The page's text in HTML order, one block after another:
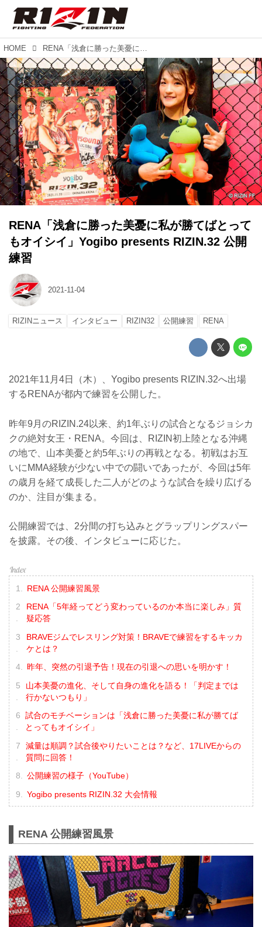
HOME RENA「浅倉に勝った美憂に私が勝てばとってもオイシイ」Yogibo presents RIZIN.32 公開練習
RENA「浅倉に勝った美憂に私が勝てばとって
もオイシイ」Yogibo presents RIZIN.32 公開
練習
2021-11-04
RIZINニュース インタビュー RIZIN32 公開練習 RENA
2021年11月4日（木）、Yogibo presents RIZIN.32へ出場
するRENAが都内で練習を公開した。
昨年9月のRIZIN.24以来、約1年ぶりの試合となるジョシカ
クの絶対女王・RENA。今回は、RIZIN初上陸となる沖縄
の地で、山本美憂と約5年ぶりの再戦となる。初戦はお互
いにMMA経験が少ない中での闘いであったが、今回は5年
の歳月を経て成長した二人がどのような試合を繰り広げる
のか、注目が集まる。
公開練習では、2分間の打ち込みとグラップリングスパー
を披露。その後、インタビューに応じた。
RENA 公開練習風景
RENA「5年経ってどう変わっているのか本当に楽しみ」質
疑応答
BRAVEジムでレスリング対策！BRAVEで練習をするキッカ
ケとは？
昨年、突然の引退予告！現在の引退への思いを明かす！
山本美憂の進化、そして自身の進化を語る！「判定までは
行かないつもり」
試合のモチベーションは「浅倉に勝った美憂に私が勝てば
とってもオイシイ」
減量は順調？試合後やりたいことは？など、17LIVEからの
質問に回答！
公開練習の様子（YouTube）
Yogibo presents RIZIN.32 大会情報
RENA 公開練習風景